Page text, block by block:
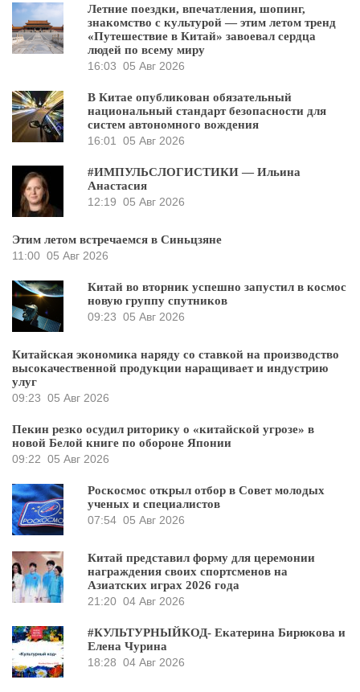
Летние поездки, впечатления, шопинг,
знакомство с культурой — этим летом тренд
«Путешествие в Китай» завоевал сердца
людей по всему миру
16:03 05 Авг 2026
В Китае опубликован обязательный
национальный стандарт безопасности для
систем автономного вождения
16:01
05 Авг 2026
#ИМПУЛЬСЛОГИСТИКИ — Ильина
Анастасия
12:19 05 Авг 2026
Этим летом встречаемся в Синьцзяне
11:00 05 Авг 2026
Китай во вторник успешно запустил в космос
новую группу спутников
09:23 05 Авг 2026
Китайская экономика наряду со ставкой на производство
высокачественной продукции наращивает и индустрию
улуг
09:23 05 Авг 2026
Пекин резко осудил риторику о «китайской угрозе» в
новой Белой книге по обороне Японии
09:22 05 Авг 2026
Роскосмос открыл отбор в Совет молодых
ученых и специалистов
07:54 05 Авг 2026
Китай представил форму для церемонии
награждения своих спортсменов на
Азиатских играх 2026 года
21:20 04 Авг 2026
#КУЛЬТУРНЫЙКОД- Екатерина Бирюкова и
Елена Чурина
18:28 04 Авг 2026